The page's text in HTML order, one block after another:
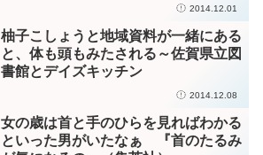
2014.12.01
柚子こしょうと地域資料が一緒にある
と、体も頭もみたされる～佐賀県立図
書館とデイズキッチン
2014.12.08
女の歳は首と手のひらを見ればわかる
といった男がいたなぁ 『首のたるみ